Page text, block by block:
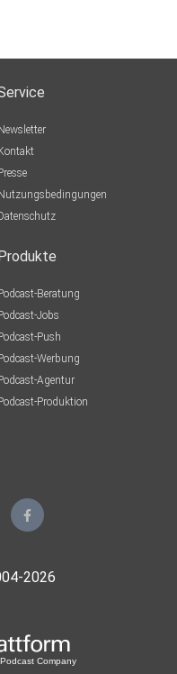
Newsletter
Kontakt
Presse
Nutzungsbedingungen
Datenschutz
Produkte
Podcast-Beratung
Podcast-Jobs
Podcast-Push
Podcast-Werbung
Podcast-Agentur
Podcast-Produktion
2026